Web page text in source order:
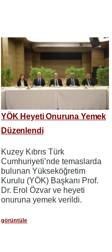
YÖK Heyeti Onuruna Yemek
Düzenlendi
Kuzey Kıbrıs Türk
Cumhuriyeti’nde temaslarda
bulunan Yükseköğretim
Kurulu (YÖK) Başkanı Prof.
Dr. Erol Özvar ve heyeti
onuruna yemek verildi.
görüntüle